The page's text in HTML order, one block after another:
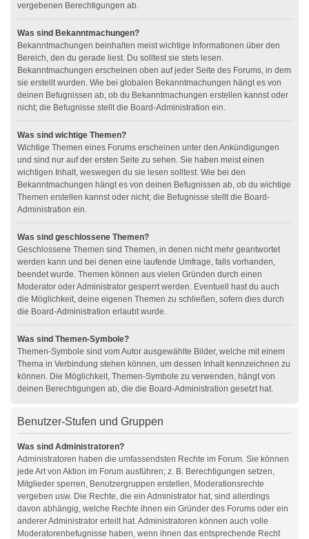
vergebenen Berechtigungen ab.
Was sind Bekanntmachungen?
Bekanntmachungen beinhalten meist wichtige Informationen über den
Bereich, den du gerade liest. Du solltest sie stets lesen.
Bekanntmachungen erscheinen oben auf jeder Seite des Forums, in dem
sie erstellt wurden. Wie bei globalen Bekanntmachungen hängt es von
deinen Befugnissen ab, ob du Bekanntmachungen erstellen kannst oder
nicht; die Befugnisse stellt die Board-Administration ein.
Was sind wichtige Themen?
Wichtige Themen eines Forums erscheinen unter den Ankündigungen
und sind nur auf der ersten Seite zu sehen. Sie haben meist einen
wichtigen Inhalt, weswegen du sie lesen solltest. Wie bei den
Bekanntmachungen hängt es von deinen Befugnissen ab, ob du wichtige
Themen erstellen kannst oder nicht; die Befugnisse stellt die Board-
Administration ein.
Was sind geschlossene Themen?
Geschlossene Themen sind Themen, in denen nicht mehr geantwortet
werden kann und bei denen eine laufende Umfrage, falls vorhanden,
beendet wurde. Themen können aus vielen Gründen durch einen
Moderator oder Administrator gesperrt werden. Eventuell hast du auch
die Möglichkeit, deine eigenen Themen zu schließen, sofern dies durch
die Board-Administration erlaubt wurde.
Was sind Themen-Symbole?
Themen-Symbole sind vom Autor ausgewählte Bilder, welche mit einem
Thema in Verbindung stehen können, um dessen Inhalt kennzeichnen zu
können. Die Möglichkeit, Themen-Symbole zu verwenden, hängt von
deinen Berechtigungen ab, die die Board-Administration gesetzt hat.
Benutzer-Stufen und Gruppen
Was sind Administratoren?
Administratoren haben die umfassendsten Rechte im Forum. Sie können
jede Art von Aktion im Forum ausführen; z. B. Berechtigungen setzen,
Mitglieder sperren, Benutzergruppen erstellen, Moderationsrechte
vergeben usw. Die Rechte, die ein Administrator hat, sind allerdings
davon abhängig, welche Rechte ihnen ein Gründer des Forums oder ein
anderer Administrator erteilt hat. Administratoren können auch volle
Moderatorenbefugnisse haben, wenn ihnen das entsprechende Recht